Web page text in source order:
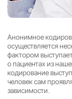
Анонимное
осуществляется
фактором
о пациентах из
кодирование
человек сам
зависимости.